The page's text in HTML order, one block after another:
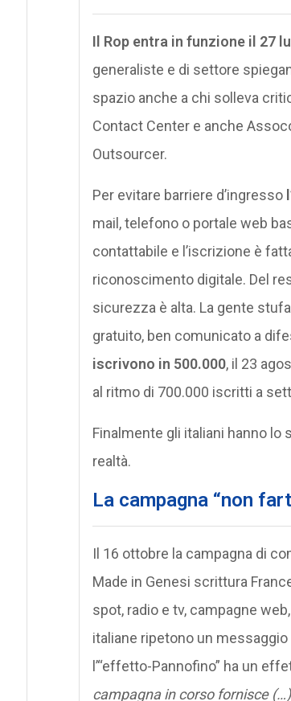
Il Rop entra in funzione il 27
generaliste e di settore
spazio anche a chi solleva
Contact Center e anche
Outsourcer.
Per evitare barriere d’ingresso
mail, telefono o portale web
contattabile e l’iscrizione è
riconoscimento digitale. Del
sicurezza è alta. La gente
gratuito, ben comunicato a
iscrivono in 500.000, il 23
al ritmo di 700.000 iscritti a
Finalmente gli italiani hanno
realtà.
La campagna “non
Il 16 ottobre la campagna di
Made in Genesi scrittura
spot, radio e tv, campagne
italiane ripetono un messaggio
l’“effetto-Pannofino” ha un
campagna in corso fornisce